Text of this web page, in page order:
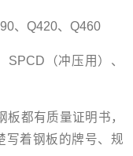
、Q420、Q460
SPCD（冲压用）、
板都有质量证明书，
写着钢板的牌号、规